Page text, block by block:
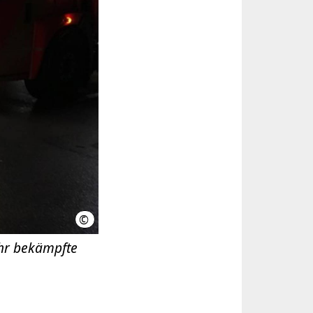
© Feuerwehr Hannover
bekämpfte